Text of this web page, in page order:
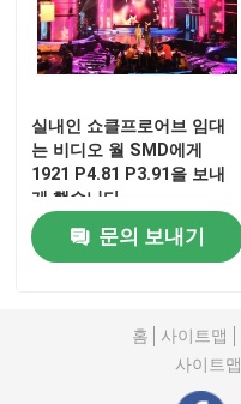
실내인 쇼클프로어브 임대
는 비디오 월 SMD에게
1921 P4.81 P3.91을 보내
게 했습니다
문의 보내기
홈 사이트맵
사이트맵